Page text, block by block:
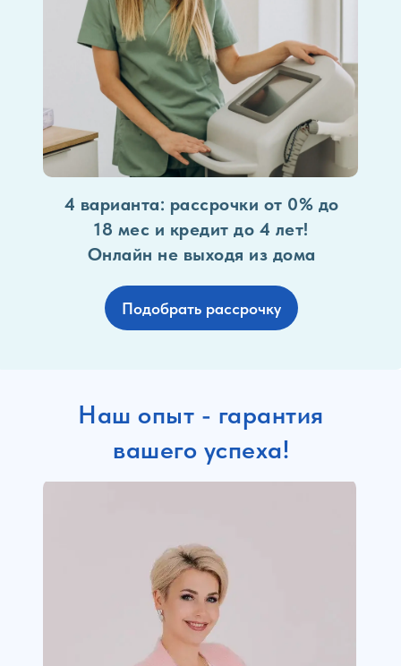
4 варианта: рассрочки от 0% до
18 мес и кредит до 4 лет!
Онлайн не выходя из дома
Подобрать рассрочку
Наш опыт - гарантия
вашего успеха!